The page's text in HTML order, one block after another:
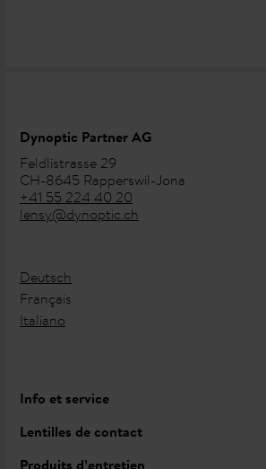
Dynoptic Partner AG
Feldlistrasse 29
CH-8645 Rapperswil-Jona
+41 55 224 40 20
lensy@dynoptic.ch
Deutsch
Français
Italiano
Info et service
Lentilles de contact